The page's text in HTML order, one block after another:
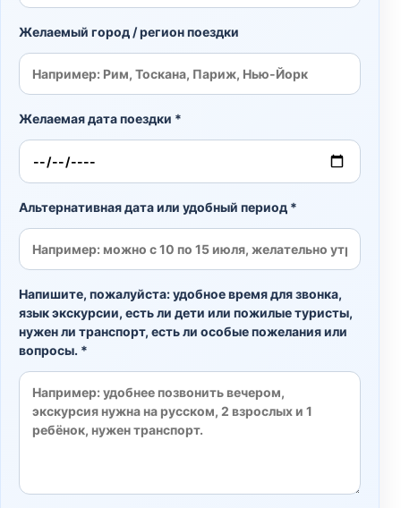
Желаемый город / регион поездки
Желаемая дата поездки *
Альтернативная дата или удобный период *
Напишите, пожалуйста: удобное время для звонка,
язык экскурсии, есть ли дети или пожилые туристы,
нужен ли транспорт, есть ли особые пожелания или
вопросы. *